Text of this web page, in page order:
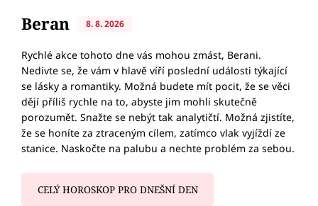
Beran 8. 8. 2026
Rychlé akce tohoto dne vás mohou zmást, Berani.
Nedivte se, že vám v hlavě víří poslední události týkající
se lásky a romantiky. Možná budete mít pocit, že se věci
dějí příliš rychle na to, abyste jim mohli skutečně
porozumět. Snažte se nebýt tak analytičtí. Možná zjistíte,
že se honíte za ztraceným cílem, zatímco vlak vyjíždí ze
stanice. Naskočte na palubu a nechte problém za sebou.
CELÝ HOROSKOP PRO DNEŠNÍ DEN